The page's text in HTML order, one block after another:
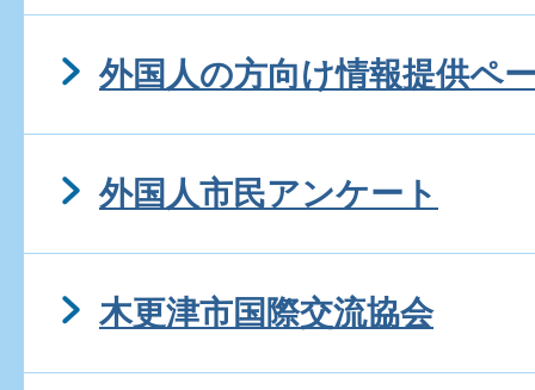
外国人の方向け情報提供ペ
外国人市民アンケート
木更津市国際交流協会